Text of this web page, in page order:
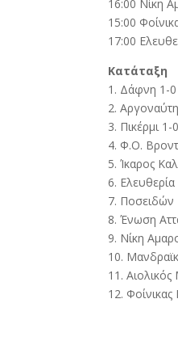
16:00 Νίκη
15:00
17:00
Κατάταξη
1. Δάφνη 1-0
2.
3. Πικέρμι 1-0
4. Φ.Ο.
5. Ίκαρος
6.
7. Ποσειδών
8. Ένωση
9. Νίκη
10.
11. Αιολικός
12. Φοίνικας